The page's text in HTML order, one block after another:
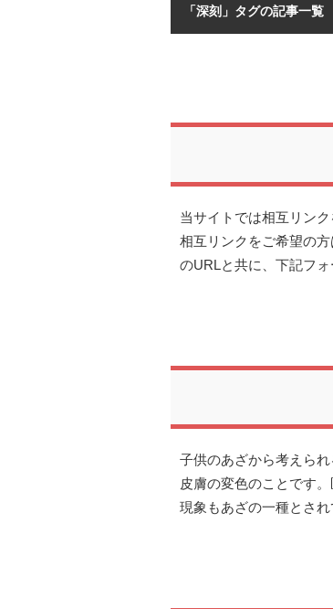
「深刻」タグの記事一覧
当サイトでは相互リン
相互リンクをご希望の
のURLと共に、下記フォ
子供のあざから考えら
皮膚の変色のことです
現象もあざの一種とさ